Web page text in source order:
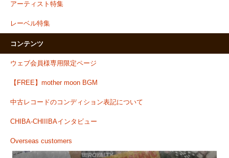
アーティスト特集
レーベル特集
コンテンツ
ウェブ会員様専用限定ページ
【FREE】mother moon BGM
中古レコードのコンディション表記について
CHIBA-CHIIIBAインタビュー
Overseas customers